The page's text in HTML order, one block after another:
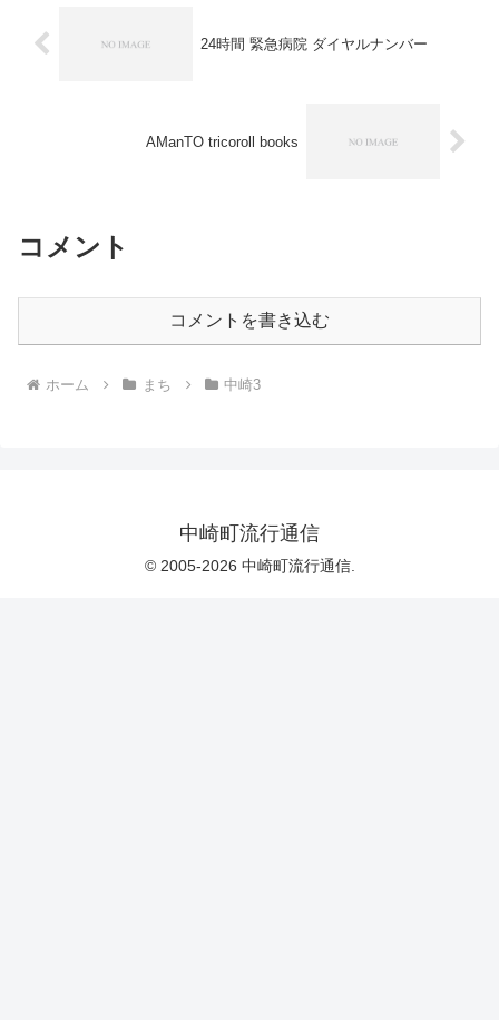
24時間 緊急病院 ダイヤルナンバー
AManTO tricoroll books
コメント
コメントを書き込む
ホーム まち 中崎3
中崎町流行通信
© 2005-2026 中崎町流行通信.